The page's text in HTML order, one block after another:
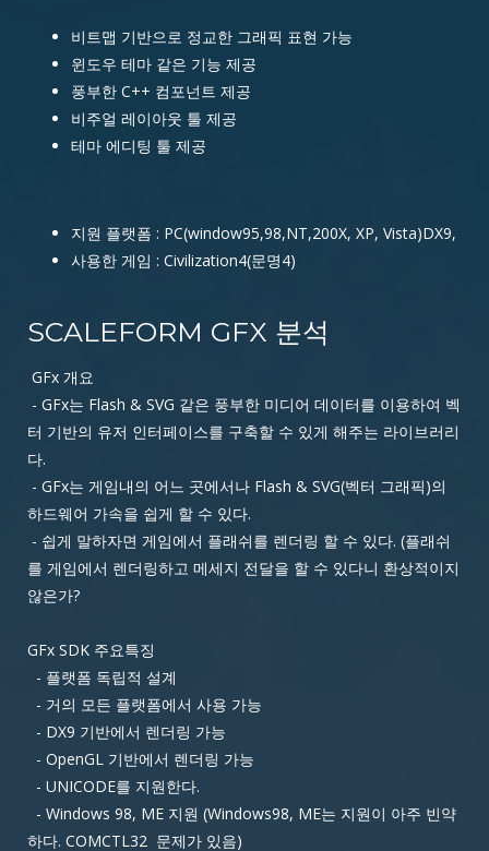
비트맵 기반으로 정교한 그래픽 표현 가능
윈도우 테마 같은 기능 제공
풍부한 C++ 컴포넌트 제공
비주얼 레이아웃 툴 제공
테마 에디팅 툴 제공
지원 플랫폼 : PC(window95,98,NT,200X, XP, Vista)DX9,
사용한 게임 : Civilization4(문명4)
SCALEFORM GFX 분석
GFx 개요
- GFx는 Flash & SVG 같은 풍부한 미디어 데이터를 이용하여 벡
터 기반의 유저 인터페이스를 구축할 수 있게 해주는 라이브러리
다.
- GFx는 게임내의 어느 곳에서나 Flash & SVG(벡터 그래픽)의
하드웨어 가속을 쉽게 할 수 있다.
- 쉽게 말하자면 게임에서 플래쉬를 렌더링 할 수 있다. (플래쉬
를 게임에서 렌더링하고 메세지 전달을 할 수 있다니 환상적이지
않은가?
GFx SDK 주요특징
- 플랫폼 독립적 설계
- 거의 모든 플랫폼에서 사용 가능
- DX9 기반에서 렌더링 가능
- OpenGL 기반에서 렌더링 가능
- UNICODE를 지원한다.
- Windows 98, ME 지원 (Windows98, ME는 지원이 아주 빈약
하다. COMCTL32 문제가 있음)